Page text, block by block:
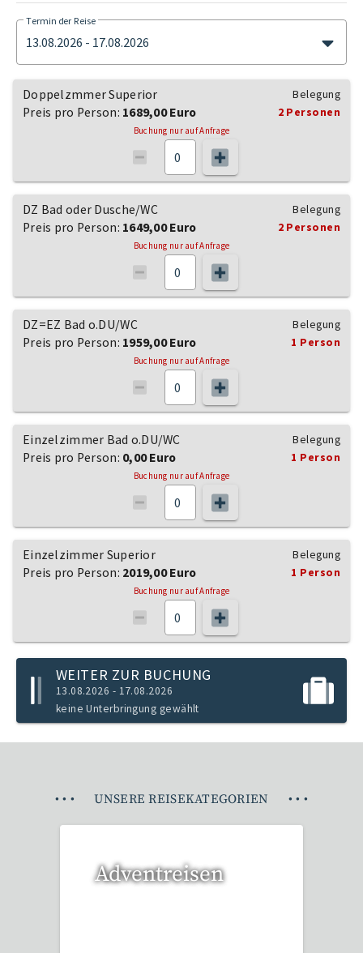
Termin der Reise
13.08.2026 - 17.08.2026
Doppelzmmer Superior
Preis pro Person: 1689,00 Euro
Belegung
2 Personen
Buchung nur auf Anfrage
DZ Bad oder Dusche/WC
Preis pro Person: 1649,00 Euro
Belegung
2 Personen
Buchung nur auf Anfrage
DZ=EZ Bad o.DU/WC
Preis pro Person: 1959,00 Euro
Belegung
1 Person
Buchung nur auf Anfrage
Einzelzimmer Bad o.DU/WC
Preis pro Person: 0,00 Euro
Belegung
1 Person
Buchung nur auf Anfrage
Einzelzimmer Superior
Preis pro Person: 2019,00 Euro
Belegung
1 Person
Buchung nur auf Anfrage
WEITER ZUR BUCHUNG
13.08.2026 - 17.08.2026
keine Unterbringung gewählt
• • • UNSERE REISEKATEGORIEN • • •
Adventreisen